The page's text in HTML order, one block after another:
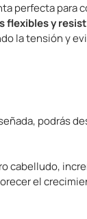
perfecta para
flexibles y
la tensión y
podrás
cabelludo,
el